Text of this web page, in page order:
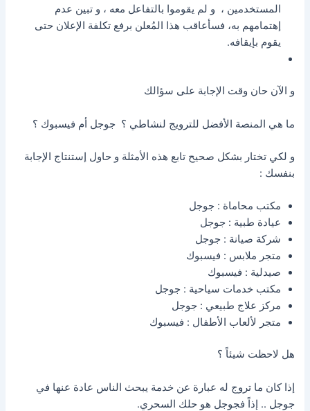
المستخدمين ، و لم يقوموا بالتفاعل معه ، و تبين عدم
إهتمامهم به، فسأعاقب هذا المُعلن برفع تكلفة الإعلان حتى
يقوم بإيقافه.
و الآن حان وقت الإجابة على سؤالك
ما هي المنصة الأفضل للترويج لنشاطي ؟ جوجل أم فيسبوك ؟
و لكي تختار بشكل صحيح تابع هذه الأمثلة و حاول إستنتاج الإجابة
بنفسك :
مكتب محاماة : جوجل
عيادة طبية : جوجل
شركة صيانة : جوجل
متجر ملابس : فيسبوك
صيدلية : فيسبوك
مكتب خدمات سياحية : جوجل
مركز علاج طبيعي : جوجل
متجر لألعاب الأطفال : فيسبوك
هل لاحظت شيئاً ؟
إذا كان ما تروج له عبارة عن خدمة يبحث الناس عادة عنها في
جوجل .. إذاً فجوجل هو حلك السحري.